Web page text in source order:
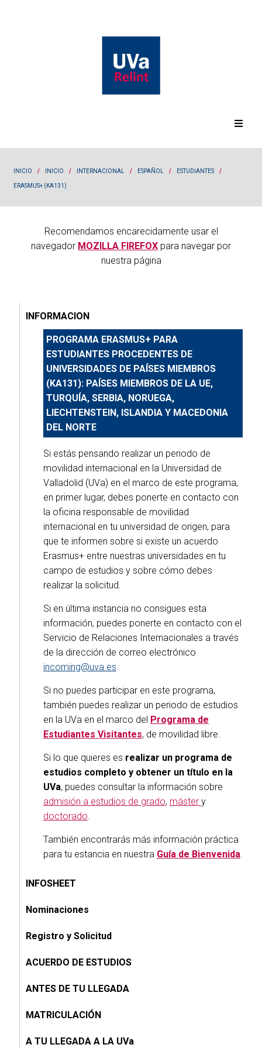
INICIO / INICIO / INTERNACIONAL / ESPAÑOL / ESTUDIANTES /
ERASMUS+ (KA131)
Recomendamos encarecidamente usar el
navegador MOZILLA FIREFOX para navegar por
nuestra página
INFORMACION
PROGRAMA ERASMUS+ PARA
ESTUDIANTES PROCEDENTES DE
UNIVERSIDADES DE PAÍSES MIEMBROS
(KA131): PAÍSES MIEMBROS DE LA UE,
TURQUÍA, SERBIA, NORUEGA,
LIECHTENSTEIN, ISLANDIA Y MACEDONIA
DEL NORTE
Si estás pensando realizar un periodo de
movilidad internacional en la Universidad de
Valladolid (UVa) en el marco de este programa,
en primer lugar, debes ponerte en contacto con
la oficina responsable de movilidad
internacional en tu universidad de origen, para
que te informen sobre si existe un acuerdo
Erasmus+ entre nuestras universidades en tu
campo de estudios y sobre cómo debes
realizar la solicitud.
Si en última instancia no consigues esta
información, puedes ponerte en contacto con el
Servicio de Relaciones Internacionales a través
de la dirección de correo electrónico
incoming@uva.es
Si no puedes participar en este programa,
también puedes realizar un periodo de estudios
en la UVa en el marco del Programa de
Estudiantes Visitantes, de movilidad libre.
Si lo que quieres es realizar un programa de
estudios completo y obtener un título en la
UVa, puedes consultar la información sobre
admisión a estudios de grado, máster y
doctorado.
También encontrarás más información práctica
para tu estancia en nuestra Guía de Bienvenida.
INFOSHEET
Nominaciones
Registro y Solicitud
ACUERDO DE ESTUDIOS
ANTES DE TU LLEGADA
MATRICULACIÓN
A TU LLEGADA A LA UVa